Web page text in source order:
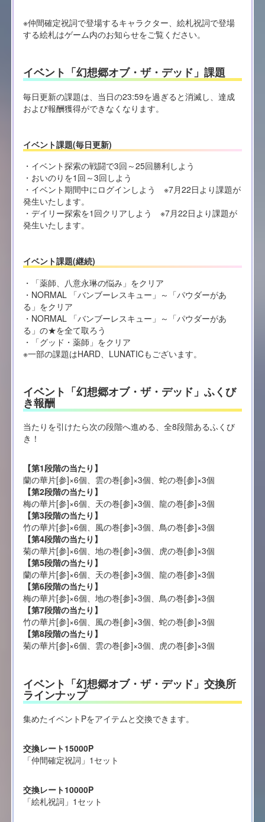
※仲間確定祝詞で登場するキャラクター、絵札祝詞で登場
する絵札はゲーム内のお知らせをご覧ください。
イベント「幻想郷オブ・ザ・デッド」課題
毎日更新の課題は、当日の23:59を過ぎると消滅し、達成
および報酬獲得ができなくなります。
イベント課題(毎日更新)
・イベント探索の戦闘で3回～25回勝利しよう
・おいのりを1回～3回しよう
・イベント期間中にログインしよう ※7月22日より課題が
発生いたします。
・デイリー探索を1回クリアしよう ※7月22日より課題が
発生いたします。
イベント課題(継続)
・「薬師、八意永琳の悩み」をクリア
・NORMAL 「バンブーレスキュー」～「パウダーがあ
る」をクリア
・NORMAL 「バンブーレスキュー」～「パウダーがあ
る」の★を全て取ろう
・「グッド・薬師」をクリア
※一部の課題はHARD、LUNATICもございます。
イベント「幻想郷オブ・ザ・デッド」ふくび
き報酬
当たりを引けたら次の段階へ進める、全8段階あるふくび
き！
【第1段階の当たり】
蘭の華片[参]×6個、雲の巻[参]×3個、蛇の巻[参]×3個
【第2段階の当たり】
梅の華片[参]×6個、天の巻[参]×3個、龍の巻[参]×3個
【第3段階の当たり】
竹の華片[参]×6個、風の巻[参]×3個、鳥の巻[参]×3個
【第4段階の当たり】
菊の華片[参]×6個、地の巻[参]×3個、虎の巻[参]×3個
【第5段階の当たり】
蘭の華片[参]×6個、天の巻[参]×3個、龍の巻[参]×3個
【第6段階の当たり】
梅の華片[参]×6個、地の巻[参]×3個、鳥の巻[参]×3個
【第7段階の当たり】
竹の華片[参]×6個、風の巻[参]×3個、蛇の巻[参]×3個
【第8段階の当たり】
菊の華片[参]×6個、雲の巻[参]×3個、虎の巻[参]×3個
イベント「幻想郷オブ・ザ・デッド」交換所
ラインナップ
集めたイベントPをアイテムと交換できます。
交換レート15000P
「仲間確定祝詞」1セット
交換レート10000P
「絵札祝詞」1セット